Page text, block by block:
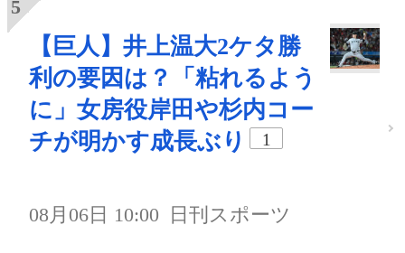
【巨人】井上温大2ケタ勝
利の要因は？「粘れるよう
に」女房役岸田や杉内コー
チが明かす成長ぶり
1
08月06日 10:00 日刊スポーツ